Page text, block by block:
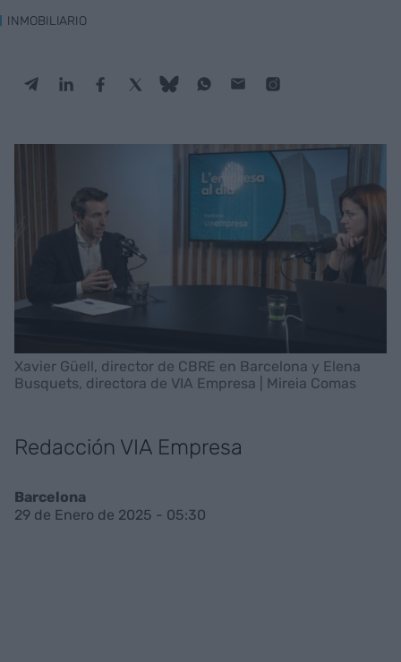
INMOBILIARIO
Xavier Güell, director de CBRE en Barcelona y Elena
Busquets, directora de VIA Empresa | Mireia Comas
Redacción VIA Empresa
Barcelona
29 de Enero de 2025 - 05:30